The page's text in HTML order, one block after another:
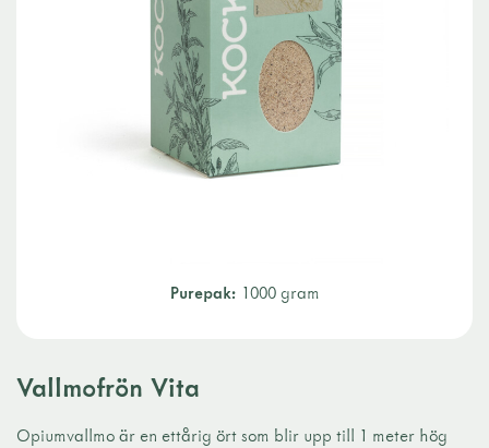
Purepak: 1000 gram
Vallmofrön Vita
Opiumvallmo är en ettårig ört som blir upp till 1 meter hög